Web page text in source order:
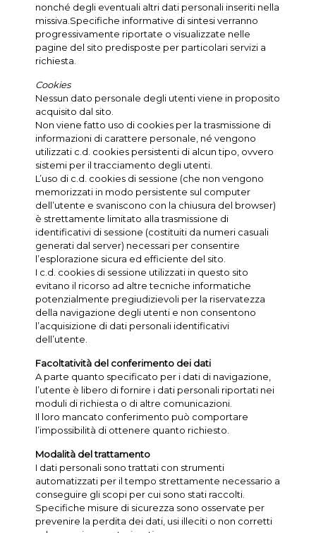
nonché degli eventuali altri dati personali inseriti nella
missiva.Specifiche informative di sintesi verranno
progressivamente riportate o visualizzate nelle
pagine del sito predisposte per particolari servizi a
richiesta.
Cookies
Nessun dato personale degli utenti viene in proposito
acquisito dal sito.
Non viene fatto uso di cookies per la trasmissione di
informazioni di carattere personale, né vengono
utilizzati c.d. cookies persistenti di alcun tipo, ovvero
sistemi per il tracciamento degli utenti.
L’uso di c.d. cookies di sessione (che non vengono
memorizzati in modo persistente sul computer
dell’utente e svaniscono con la chiusura del browser)
è strettamente limitato alla trasmissione di
identificativi di sessione (costituiti da numeri casuali
generati dal server) necessari per consentire
l’esplorazione sicura ed efficiente del sito.
I c.d. cookies di sessione utilizzati in questo sito
evitano il ricorso ad altre tecniche informatiche
potenzialmente pregiudizievoli per la riservatezza
della navigazione degli utenti e non consentono
l’acquisizione di dati personali identificativi
dell’utente.
Facoltatività del conferimento dei dati
A parte quanto specificato per i dati di navigazione,
l’utente è libero di fornire i dati personali riportati nei
moduli di richiesta o di altre comunicazioni.
Il loro mancato conferimento può comportare
l’impossibilità di ottenere quanto richiesto.
Modalità del trattamento
I dati personali sono trattati con strumenti
automatizzati per il tempo strettamente necessario a
conseguire gli scopi per cui sono stati raccolti.
Specifiche misure di sicurezza sono osservate per
prevenire la perdita dei dati, usi illeciti o non corretti